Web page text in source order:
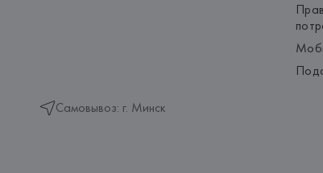
Самовывоз: г. Минск